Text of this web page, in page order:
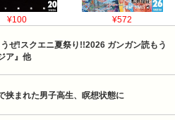
¥100 ¥572
ぜ!スクエニ夏祭り!!2026 ガンガン読もう
ア』他
挟まれた男子高生、瞑想状態に